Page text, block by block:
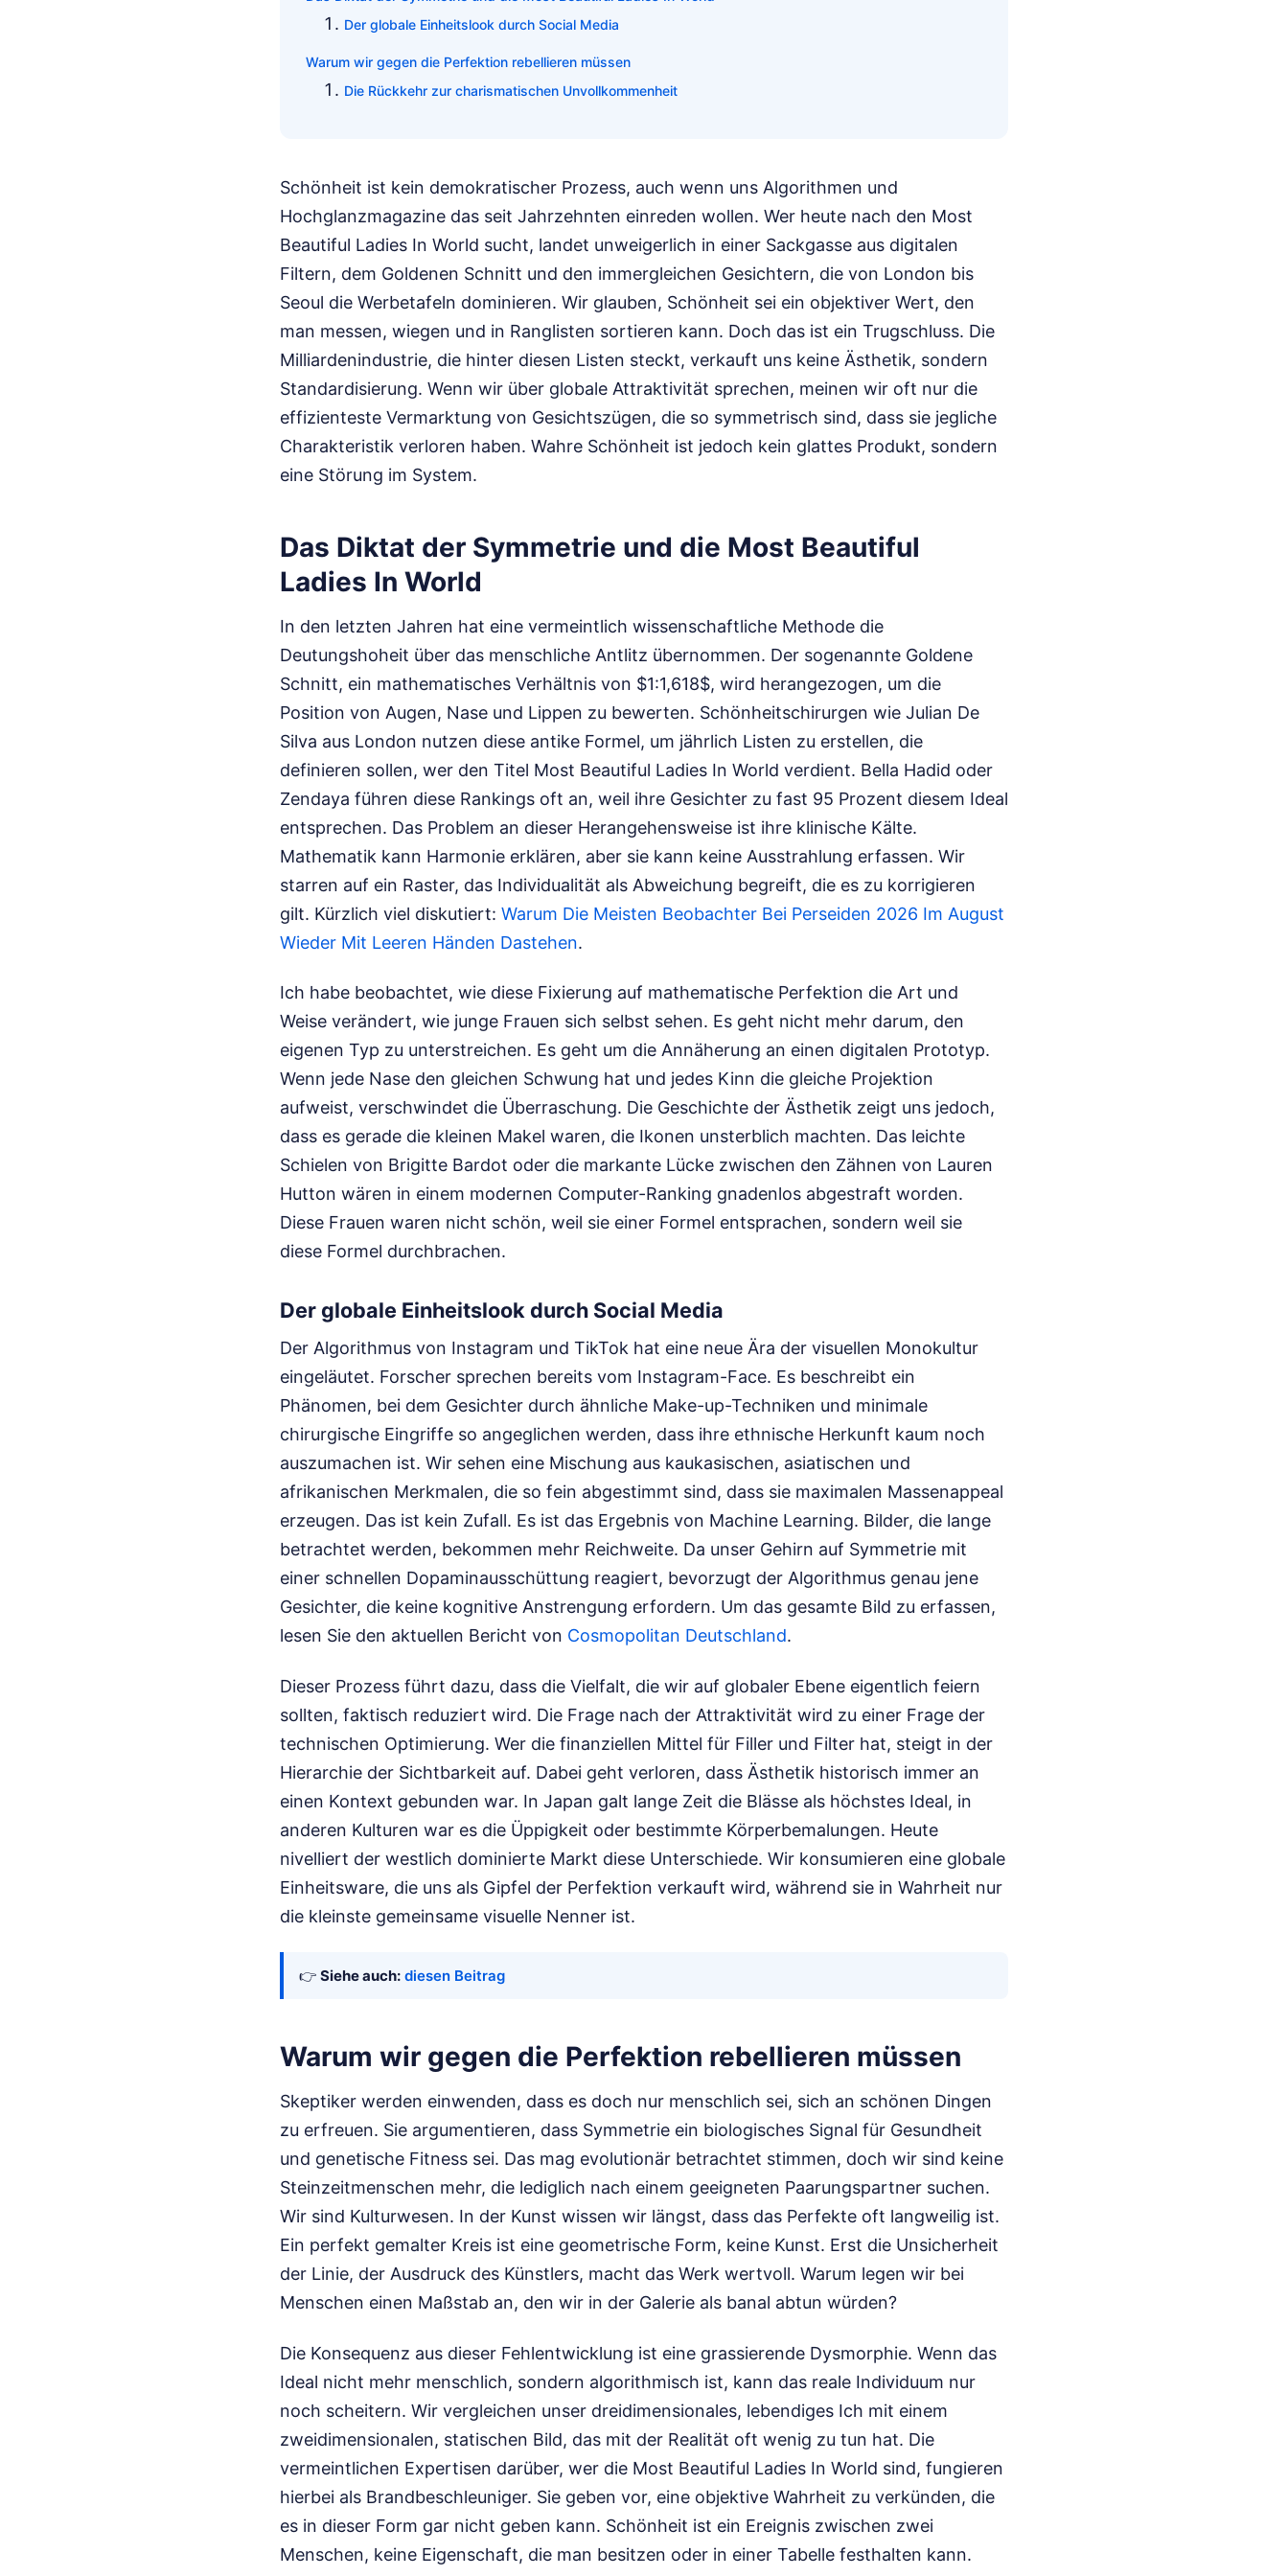
Der globale Einheitslook durch Social Media
Warum wir gegen die Perfektion rebellieren müssen
Die Rückkehr zur charismatischen Unvollkommenheit
Schönheit ist kein demokratischer Prozess, auch wenn uns Algorithmen und
Hochglanzmagazine das seit Jahrzehnten einreden wollen. Wer heute nach den Most
Beautiful Ladies In World sucht, landet unweigerlich in einer Sackgasse aus digitalen
Filtern, dem Goldenen Schnitt und den immergleichen Gesichtern, die von London bis
Seoul die Werbetafeln dominieren. Wir glauben, Schönheit sei ein objektiver Wert, den
man messen, wiegen und in Ranglisten sortieren kann. Doch das ist ein Trugschluss. Die
Milliardenindustrie, die hinter diesen Listen steckt, verkauft uns keine Ästhetik, sondern
Standardisierung. Wenn wir über globale Attraktivität sprechen, meinen wir oft nur die
effizienteste Vermarktung von Gesichtszügen, die so symmetrisch sind, dass sie jegliche
Charakteristik verloren haben. Wahre Schönheit ist jedoch kein glattes Produkt, sondern
eine Störung im System.
Das Diktat der Symmetrie und die Most Beautiful
Ladies In World
In den letzten Jahren hat eine vermeintlich wissenschaftliche Methode die
Deutungshoheit über das menschliche Antlitz übernommen. Der sogenannte Goldene
Schnitt, ein mathematisches Verhältnis von $1:1,618$, wird herangezogen, um die
Position von Augen, Nase und Lippen zu bewerten. Schönheitschirurgen wie Julian De
Silva aus London nutzen diese antike Formel, um jährlich Listen zu erstellen, die
definieren sollen, wer den Titel Most Beautiful Ladies In World verdient. Bella Hadid oder
Zendaya führen diese Rankings oft an, weil ihre Gesichter zu fast 95 Prozent diesem Ideal
entsprechen. Das Problem an dieser Herangehensweise ist ihre klinische Kälte.
Mathematik kann Harmonie erklären, aber sie kann keine Ausstrahlung erfassen. Wir
starren auf ein Raster, das Individualität als Abweichung begreift, die es zu korrigieren
gilt. Kürzlich viel diskutiert: Warum Die Meisten Beobachter Bei Perseiden 2026 Im August
Wieder Mit Leeren Händen Dastehen.
Ich habe beobachtet, wie diese Fixierung auf mathematische Perfektion die Art und
Weise verändert, wie junge Frauen sich selbst sehen. Es geht nicht mehr darum, den
eigenen Typ zu unterstreichen. Es geht um die Annäherung an einen digitalen Prototyp.
Wenn jede Nase den gleichen Schwung hat und jedes Kinn die gleiche Projektion
aufweist, verschwindet die Überraschung. Die Geschichte der Ästhetik zeigt uns jedoch,
dass es gerade die kleinen Makel waren, die Ikonen unsterblich machten. Das leichte
Schielen von Brigitte Bardot oder die markante Lücke zwischen den Zähnen von Lauren
Hutton wären in einem modernen Computer-Ranking gnadenlos abgestraft worden.
Diese Frauen waren nicht schön, weil sie einer Formel entsprachen, sondern weil sie
diese Formel durchbrachen.
Der globale Einheitslook durch Social Media
Der Algorithmus von Instagram und TikTok hat eine neue Ära der visuellen Monokultur
eingeläutet. Forscher sprechen bereits vom Instagram-Face. Es beschreibt ein
Phänomen, bei dem Gesichter durch ähnliche Make-up-Techniken und minimale
chirurgische Eingriffe so angeglichen werden, dass ihre ethnische Herkunft kaum noch
auszumachen ist. Wir sehen eine Mischung aus kaukasischen, asiatischen und
afrikanischen Merkmalen, die so fein abgestimmt sind, dass sie maximalen Massenappeal
erzeugen. Das ist kein Zufall. Es ist das Ergebnis von Machine Learning. Bilder, die lange
betrachtet werden, bekommen mehr Reichweite. Da unser Gehirn auf Symmetrie mit
einer schnellen Dopaminausschüttung reagiert, bevorzugt der Algorithmus genau jene
Gesichter, die keine kognitive Anstrengung erfordern. Um das gesamte Bild zu erfassen,
lesen Sie den aktuellen Bericht von Cosmopolitan Deutschland.
Dieser Prozess führt dazu, dass die Vielfalt, die wir auf globaler Ebene eigentlich feiern
sollten, faktisch reduziert wird. Die Frage nach der Attraktivität wird zu einer Frage der
technischen Optimierung. Wer die finanziellen Mittel für Filler und Filter hat, steigt in der
Hierarchie der Sichtbarkeit auf. Dabei geht verloren, dass Ästhetik historisch immer an
einen Kontext gebunden war. In Japan galt lange Zeit die Blässe als höchstes Ideal, in
anderen Kulturen war es die Üppigkeit oder bestimmte Körperbemalungen. Heute
nivelliert der westlich dominierte Markt diese Unterschiede. Wir konsumieren eine globale
Einheitsware, die uns als Gipfel der Perfektion verkauft wird, während sie in Wahrheit nur
die kleinste gemeinsame visuelle Nenner ist.
👉 Siehe auch: diesen Beitrag
Warum wir gegen die Perfektion rebellieren müssen
Skeptiker werden einwenden, dass es doch nur menschlich sei, sich an schönen Dingen
zu erfreuen. Sie argumentieren, dass Symmetrie ein biologisches Signal für Gesundheit
und genetische Fitness sei. Das mag evolutionär betrachtet stimmen, doch wir sind keine
Steinzeitmenschen mehr, die lediglich nach einem geeigneten Paarungspartner suchen.
Wir sind Kulturwesen. In der Kunst wissen wir längst, dass das Perfekte oft langweilig ist.
Ein perfekt gemalter Kreis ist eine geometrische Form, keine Kunst. Erst die Unsicherheit
der Linie, der Ausdruck des Künstlers, macht das Werk wertvoll. Warum legen wir bei
Menschen einen Maßstab an, den wir in der Galerie als banal abtun würden?
Die Konsequenz aus dieser Fehlentwicklung ist eine grassierende Dysmorphie. Wenn das
Ideal nicht mehr menschlich, sondern algorithmisch ist, kann das reale Individuum nur
noch scheitern. Wir vergleichen unser dreidimensionales, lebendiges Ich mit einem
zweidimensionalen, statischen Bild, das mit der Realität oft wenig zu tun hat. Die
vermeintlichen Expertisen darüber, wer die Most Beautiful Ladies In World sind, fungieren
hierbei als Brandbeschleuniger. Sie geben vor, eine objektive Wahrheit zu verkünden, die
es in dieser Form gar nicht geben kann. Schönheit ist ein Ereignis zwischen zwei
Menschen, keine Eigenschaft, die man besitzen oder in einer Tabelle festhalten kann.